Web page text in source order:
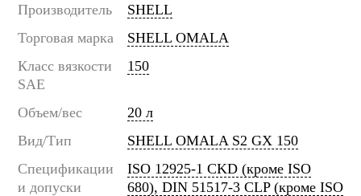
Производитель
SHELL
Торговая марка
SHELL OMALA
Класс вязкости
SAE
150
Объем/вес
20 л
Вид/Тип
SHELL OMALA S2 GX 150
Спецификации
и допуски
ISO 12925-1 CKD (кроме ISO
680), DIN 51517-3 CLP (кроме ISO